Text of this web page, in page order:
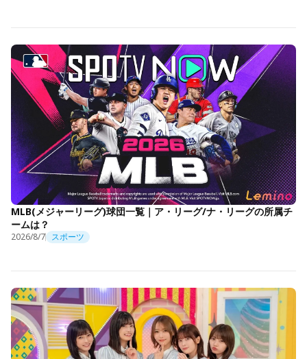
MLB(メジャーリーグ)球団一覧｜ア・リーグ/ナ・リーグの所属チ
ームは？
2026/8/7 スポーツ